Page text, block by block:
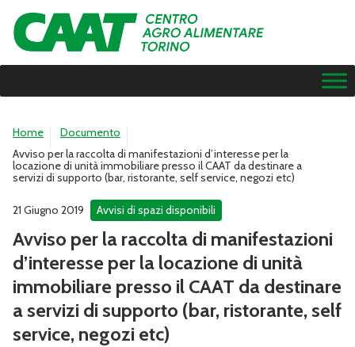
Home
Documento
Avviso per la raccolta di manifestazioni d’interesse per la
locazione di unità immobiliare presso il CAAT da destinare a
servizi di supporto (bar, ristorante, self service, negozi etc)
21 Giugno 2019 Avvisi di spazi disponibili
Avviso per la raccolta di manifestazioni
d’interesse per la locazione di unità
immobiliare presso il CAAT da destinare
a servizi di supporto (bar, ristorante, self
service, negozi etc)